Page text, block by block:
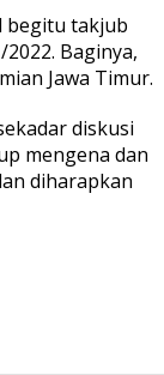
begitu takjub
Baginya,
Jawa Timur.
diskusi
mengena dan
diharapkan